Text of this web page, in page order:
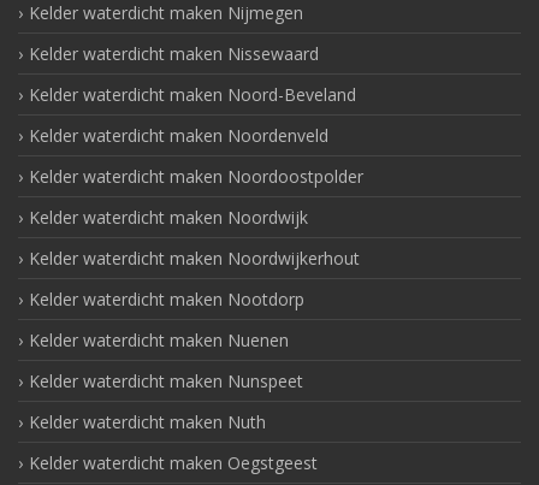
Kelder waterdicht maken Nijmegen
Kelder waterdicht maken Nissewaard
Kelder waterdicht maken Noord-Beveland
Kelder waterdicht maken Noordenveld
Kelder waterdicht maken Noordoostpolder
Kelder waterdicht maken Noordwijk
Kelder waterdicht maken Noordwijkerhout
Kelder waterdicht maken Nootdorp
Kelder waterdicht maken Nuenen
Kelder waterdicht maken Nunspeet
Kelder waterdicht maken Nuth
Kelder waterdicht maken Oegstgeest